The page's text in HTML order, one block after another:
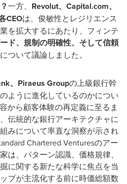
一方、 Revolut、Capital.com、
CEOは、俊敏性とレジリエンス
を拡大するにあたり、フィンテ
ド、規制の明確性、そして信頼
について議論しました。
、Piraeus Groupの上級銀行幹
ように進化しているのかについ
から顧客体験の再定義に至るま
伝統的な銀行アーキテクチャに
みについて率直な洞察が示され
Chartered Venturesのアー
は、パターン認識、価格規律、
に関する新たな科学に焦点を当
プが主流化する前に時価総額数